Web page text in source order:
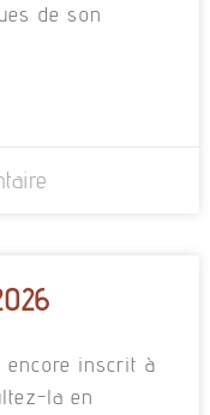
de son
encore inscrit à
la en